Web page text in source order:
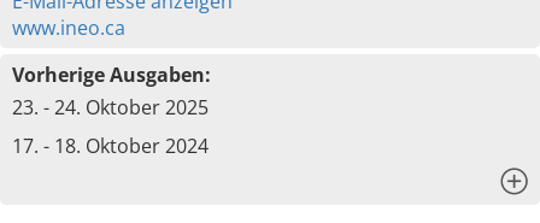
www.ineo.ca
Vorherige Ausgaben:
23. - 24. Oktober 2025
17. - 18. Oktober 2024